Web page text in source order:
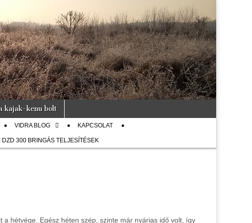
kajak-kenu bolt
VIDRA BLOG KAPCSOLAT
DZD 300 BRINGÁS TELJESÍTÉSEK
hétvége. Egész héten szép, szinte már nyárias idő volt, így